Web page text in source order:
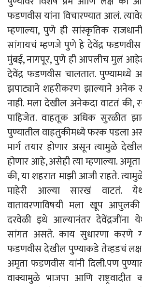
फडणवीस यांना विचारण्यात आलं.
म्हणाल्या, पुणे ही सांस्कृतिक
सांगायचं म्हणजे पुणे हे देवेंद्र
मुंबई, नागपूर, पुणे ही आपलीच मुलं
देवेंद्र फडणवीस चालतात.
झपाट्याने शहरीकरण झाल्याने
नाही. मला देखील अनेकदा वाटतं
पाहिजेत. वाहतूक अधिक सुरळीत
पुण्यातील वाहतुकीमध्ये फरक पडला
मार्ग तयार होणार असून त्यामुळे
होणार आहे, असेही त्या म्हणाल्या.
की, या शहरात माझी आजी राहते.
माहेरी आल्या सारखं वाटतं.
वातावरणाविषयी मला खूप
दरवेळी इथे आल्यानंतर देवेंद्रजींना
सांगत असते. काय सुधारणा
फडणवीस देखील पुण्याकडे तेव्हडचं लक्ष
अमृता फडणवीस यांनी दिली.पण
वाक्यामुळे भाजपा आणि राष्ट्रवादीत